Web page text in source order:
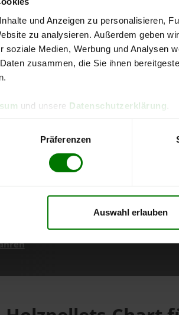
und Anzeigen zu personalisieren,
zu analysieren. Außerdem geben
soziale Medien, Werbung und Analysen
zusammen, die Sie ihnen
und unsere Datenschutzerklärung
Präferenzen
Auswahl erlauben
kostenlose
direkt online bestellen
aktuellen Stand